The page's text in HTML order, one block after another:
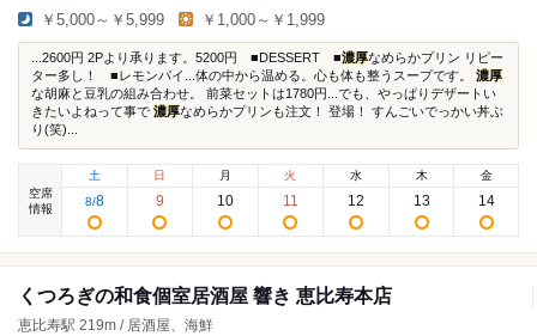
￥5,000～￥5,999 ￥1,000～￥1,999
...2600円 2Pより承ります。5200円 ■DESSERT ■濃厚なめらかプリン リピー
ター多し！ ■レモンパイ...体の中から温める。心も体も整うスープです。 濃厚
な胡麻と豆乳の組み合わせ。 前菜セットは1780円...でも、やっぱりデザートい
きたいよねって事で 濃厚なめらかプリンも注文！ 登場！ すんごいでっかい丼ぶ
り(笑)...
空席
情報
土
8/8
日
9
月
10
火
11
水
12
木
13
金
14
くつろぎの和食個室居酒屋 響き 恵比寿本店
恵比寿駅 219m / 居酒屋、海鮮